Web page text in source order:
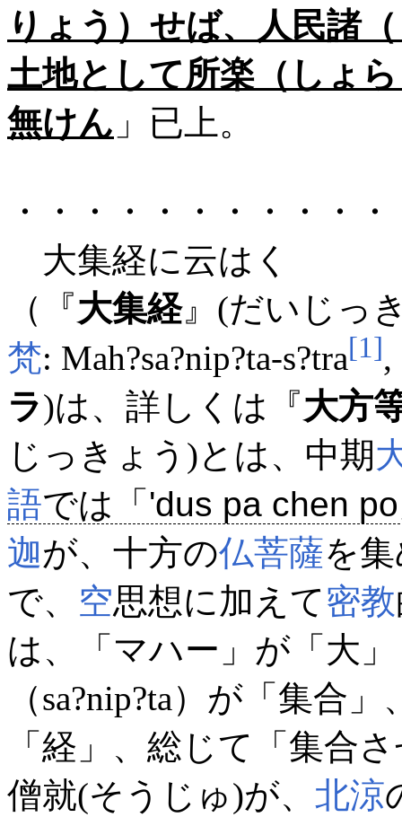
りょう）せば、人民諸
土地として所楽（しょ
無けん 」已上。
・・・・・・・・・・
大集経に云はく
（『大集経』(だいじっ
梵: Mah?sa?nip?ta-s?tra[1],
ラ)は、詳しくは『大方
じっきょう)とは、中期
語では「 'dus pa chen po
迦が、十方の仏菩薩を
で、 空思想に加えて密教
は、「マハー」が「大
（sa?nip?ta）が「集合」
「経」、総じて「集合
僧就(そうじゅ)が、 北涼